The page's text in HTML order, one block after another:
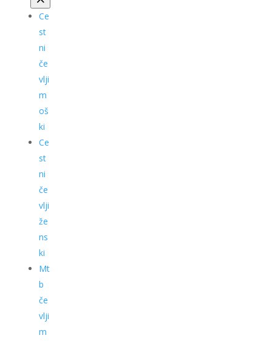
Ce
st
ni
če
vlji
m
oš
ki
Ce
st
ni
če
vlji
že
ns
ki
Mt
b
če
vlji
m